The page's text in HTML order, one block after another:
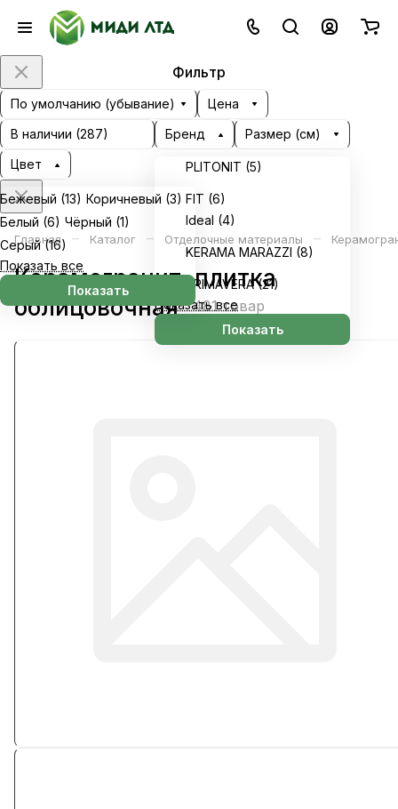
Фильтр
По умолчанию (убывание)
Цена
В наличии (287) Бренд
PLITONIT (5)
FIT (6)
Ideal (4)
KERAMA MARAZZI (8)
PRIMAVERA (21)
Показать все
Показать
Размер (см)
Цвет
Бежевый (13) Коричневый (3)
Белый (6) Чёрный (1)
Серый (16)
Показать все
Показать
Главная – Каталог – Отделочные материалы –
Керамогранит, плитка
облицовочная
481 товар